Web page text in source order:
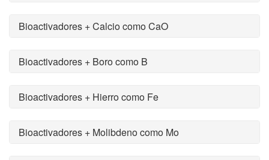
Bioactivadores + Calcio como CaO
Bioactivadores + Boro como B
Bioactivadores + Hierro como Fe
Bioactivadores + Molibdeno como Mo